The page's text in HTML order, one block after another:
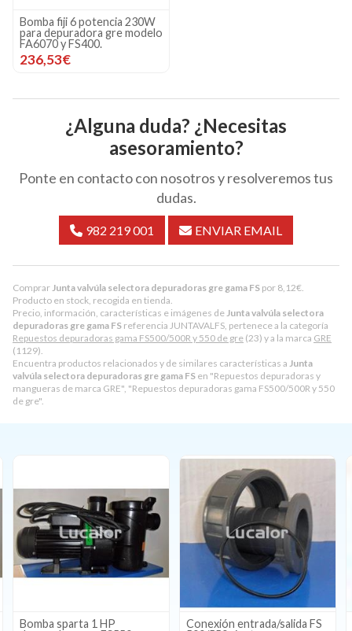
Comprar Junta valvúla selectora depuradoras gre gama FS por 8,12€
Producto en stock, recogida en tienda.
Precio, información, características e imágenes de Junta valvúla selectora
depuradoras gre gama FS referencia JUNTAVALFS, pertenece a la categoría
Repuestos depuradoras gama FS500/500R y 550 de gre (23) y a la marca GRE
(1129).
Encuentra productos relacionados y de similares características a Junta
valvúla selectora depuradoras gre gama FS en "Repuestos depuradoras y
mangueras de marca GRE", "Repuestos depuradoras gama FS500/500R y 550
de gre".
Bomba fiji 6 potencia 230W
para depuradora gre modelo
FA6070 y FS400.
236,53€
¿Alguna duda? ¿Necesitas
asesoramiento?
Ponte en contacto con nosotros y resolveremos tus
dudas.
982 219 001 ENVIAR EMAIL
Bomba sparta 1 HP
Conexión entrada/salida FS